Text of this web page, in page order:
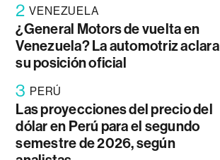
2 VENEZUELA
¿General Motors de vuelta en
Venezuela? La automotriz aclara
su posición oficial
3 PERÚ
Las proyecciones del precio del
dólar en Perú para el segundo
semestre de 2026, según